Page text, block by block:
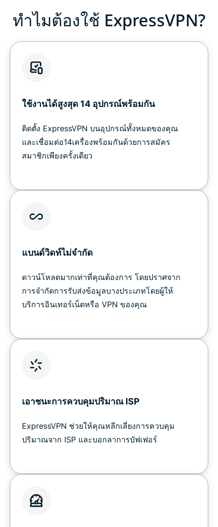
ทำไมต้องใช้ ExpressVPN?
ใช้งานได้สูงสุด 14 อุปกรณ์พร้อมกัน
ติดตั้ง ExpressVPN บนอุปกรณ์ทั้งหมดของคุณ
และเชื่อมต่อ14เครื่องพร้อมกันด้วยการสมัคร
สมาชิกเพียงครั้งเดียว
แบนด์วิดท์ไม่จำกัด
ดาวน์โหลดมากเท่าที่คุณต้องการ โดยปราศจาก
การจำกัดการรับส่งข้อมูลบางประเภทโดยผู้ให้
บริการอินเทอร์เน็ตหรือ VPN ของคุณ
เอาชนะการควบคุมปริมาณ ISP
ExpressVPN ช่วยให้คุณหลีกเลี่ยงการควบคุม
ปริมาณจาก ISP และบอกลาการบัฟเฟอร์